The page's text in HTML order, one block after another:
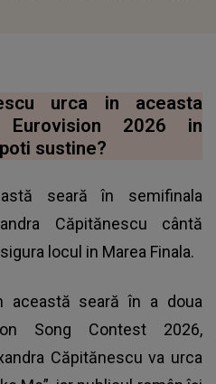
urca in aceasta
2026 in
sustine?
seară în semifinala
Căpitănescu cântă
locul in Marea Finala.
această seară în a doua
Song Contest 2026,
Căpitănescu va urca